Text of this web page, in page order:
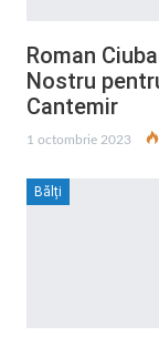
Roman
Nostru
Cantemir
1 octombrie 2023
Bălți